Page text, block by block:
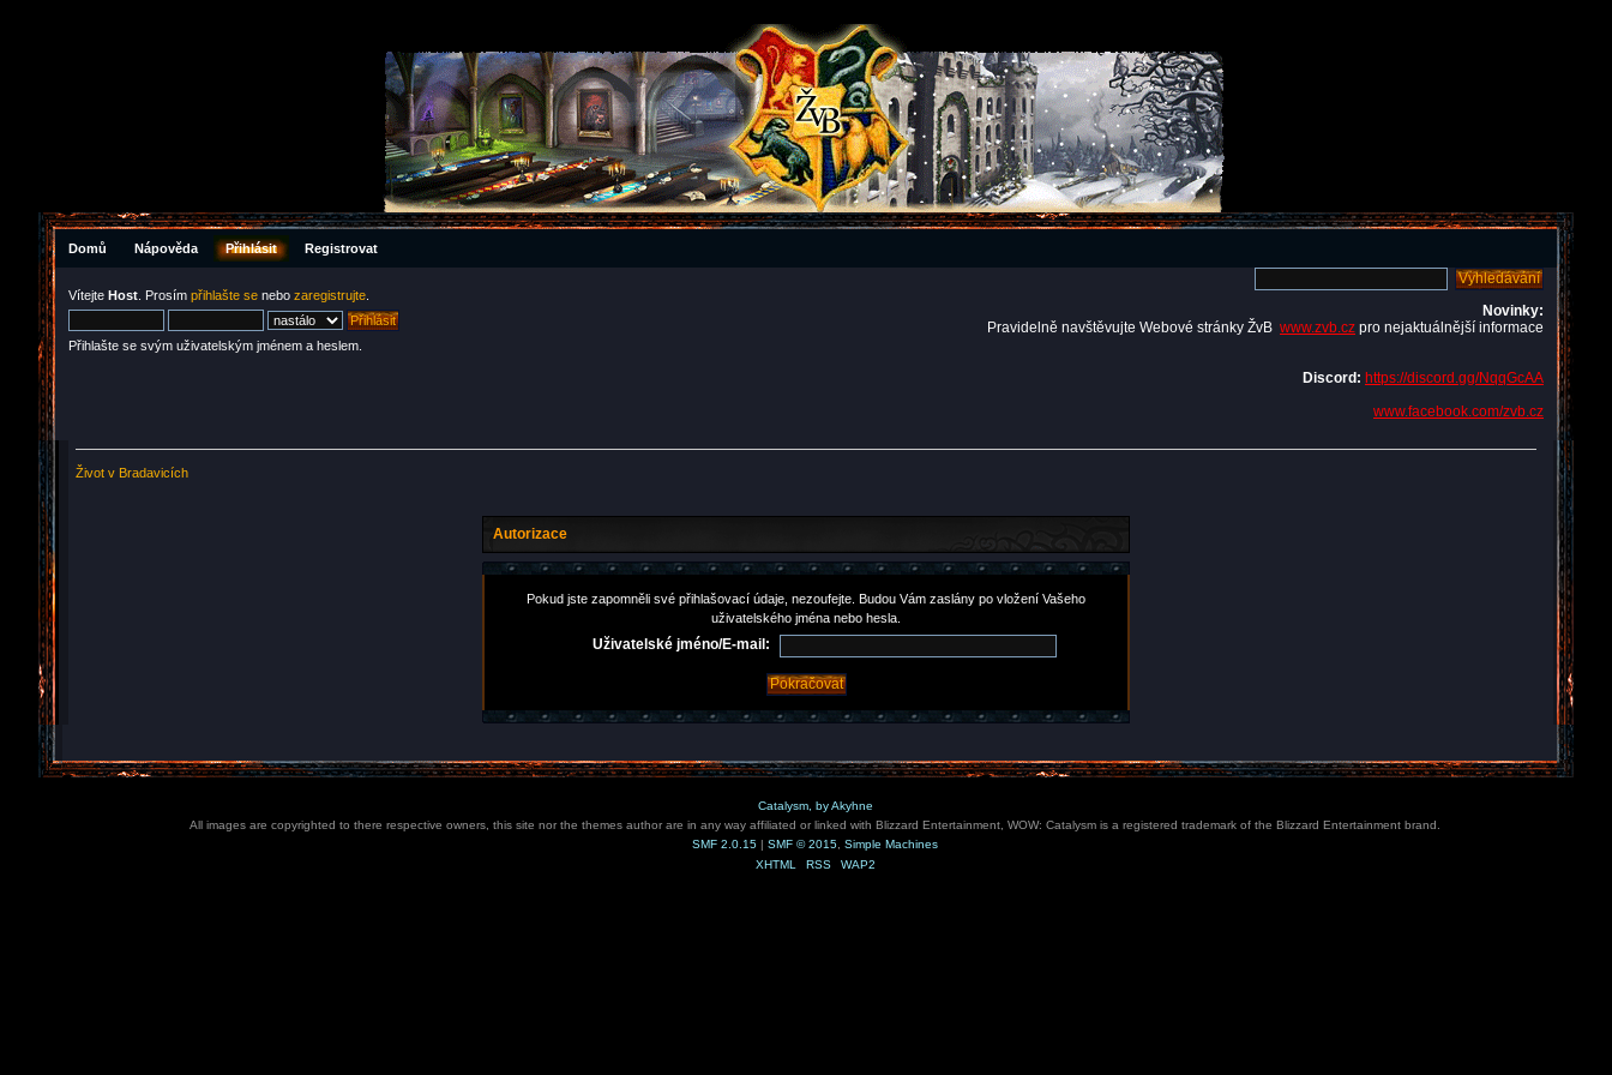
Domů Nápověda Přihlásit Registrovat
Vítejte Host . Prosím přihlašte se nebo zaregistrujte
Přihlašte se svým uživatelským jménem a heslem.
Novinky:
Pravidelně navštěvujte Webové stránky ŽvB www.zvb.cz pro nejaktuálnější informace
Discord: https://discord.gg/NqqGcAA
www.facebook.com/zvb.cz
Život v Bradavicích
Autorizace
Pokud jste zapomněli své přihlašovací údaje, nezoufejte. Budou Vám zaslány po vložení Vašeho
uživatelského jména nebo hesla.
Uživatelské jméno/E-mail:
Catalysm, by Akyhne
All images are copyrighted to there respective owners, this site nor the themes author are in any way affiliated or linked with Blizzard Entertainment, WOW: Catalysm is a registered trademark of the Blizzard Entertainment brand.
SMF 2.0.15 | SMF © 2015 Simple Machines
XHTML
RSS WAP2